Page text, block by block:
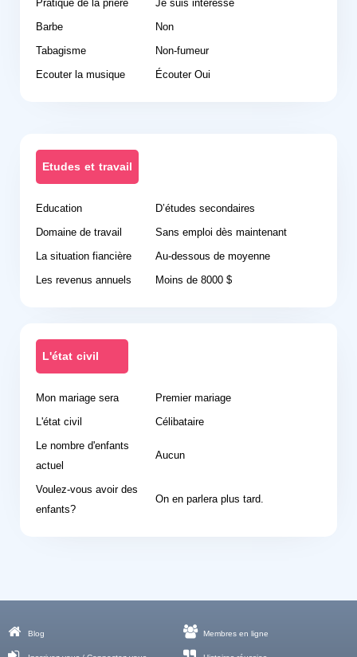
Barbe
Non
Tabagisme
Non-fumeur
Ecouter la musique
Écouter Oui
Etudes et travail
Education
D’études secondaires
Domaine de travail
Sans emploi dès maintenant
La situation fiancière
Au-dessous de moyenne
Les revenus annuels
Moins de 8000 $
L'état civil
Mon mariage sera
Premier mariage
L'état civil
Célibataire
Le nombre d'enfants
actuel
Aucun
Voulez-vous avoir des
enfants?
On en parlera plus tard.
Blog
Membres en ligne